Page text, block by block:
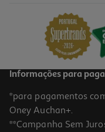
Informações para
*para pagamentos
Oney Auchan+.
**Campanha Sem